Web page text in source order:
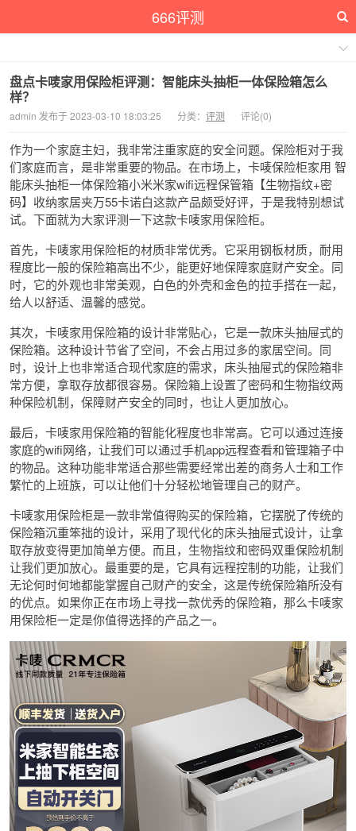
666评测
盘点卡唛家用保险柜评测：智能床头抽柜一体保险箱怎么
样？
admin 发布于 2023-03-10 18:03:25 分类： 评测 评论(0)
作为一个家庭主妇，我非常注重家庭的安全问题。保险柜对于我
们家庭而言，是非常重要的物品。在市场上，卡唛保险柜家用 智
能床头抽柜一体保险箱小米米家wifi远程保管箱【生物指纹+密
码】收纳家居夹万55卡诺白这款产品颇受好评，于是我特别想试
试。下面就为大家评测一下这款卡唛家用保险柜。
首先，卡唛家用保险柜的材质非常优秀。它采用钢板材质，耐用
程度比一般的保险箱高出不少，能更好地保障家庭财产安全。同
时，它的外观也非常美观，白色的外壳和金色的拉手搭在一起，
给人以舒适、温馨的感觉。
其次，卡唛家用保险箱的设计非常贴心，它是一款床头抽屉式的
保险箱。这种设计节省了空间，不会占用过多的家居空间。同
时，设计上也非常适合现代家庭的需求，床头抽屉式的保险箱非
常方便，拿取存放都很容易。保险箱上设置了密码和生物指纹两
种保险机制，保障财产安全的同时，也让人更加放心。
最后，卡唛家用保险箱的智能化程度也非常高。它可以通过连接
家庭的wifi网络，让我们可以通过手机app远程查看和管理箱子中
的物品。这种功能非常适合那些需要经常出差的商务人士和工作
繁忙的上班族，可以让他们十分轻松地管理自己的财产。
卡唛家用保险柜是一款非常值得购买的保险箱，它摆脱了传统的
保险箱沉重笨拙的设计，采用了现代化的床头抽屉式设计，让拿
取存放变得更加简单方便。而且，生物指纹和密码双重保险机制
让我们更加放心。最重要的是，它具有远程控制的功能，让我们
无论何时何地都能掌握自己财产的安全，这是传统保险箱所没有
的优点。如果你正在市场上寻找一款优秀的保险箱，那么卡唛家
用保险柜一定是你值得选择的产品之一。